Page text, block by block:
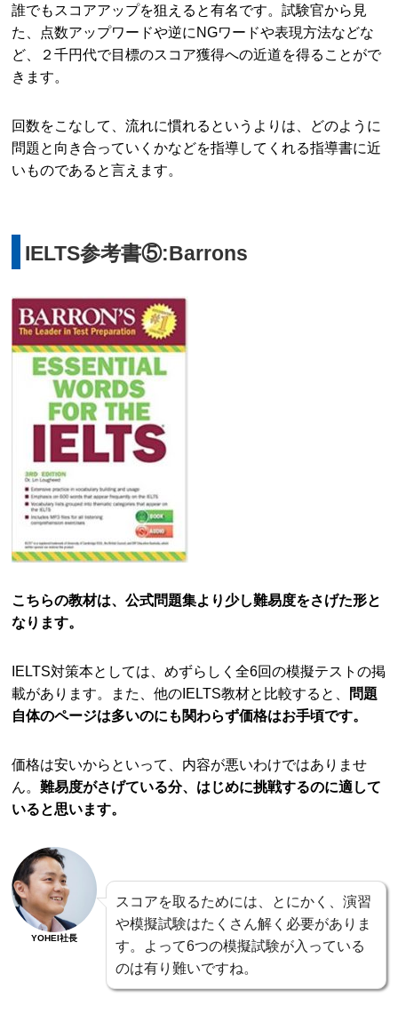
誰でもスコアアップを狙えると有名です。試験官から見
た、点数アップワードや逆にNGワードや表現方法などな
ど、２千円代で目標のスコア獲得への近道を得ることがで
きます。
回数をこなして、流れに慣れるというよりは、どのように
問題と向き合っていくかなどを指導してくれる指導書に近
いものであると言えます。
IELTS参考書⑤:Barrons
こちらの教材は、公式問題集より少し難易度をさげた形と
なります。
IELTS対策本としては、めずらしく全6回の模擬テストの掲
載があります。また、他のIELTS教材と比較すると、 問題
自体のページは多いのにも関わらず価格はお手頃です。
価格は安いからといって、内容が悪いわけではありませ
ん。難易度がさげている分、はじめに挑戦するのに適して
いると思います。
YOHEI社長
スコアを取るためには、とにかく、演習
や模擬試験はたくさん解く必要がありま
す。よって6つの模擬試験が入っている
のは有り難いですね。